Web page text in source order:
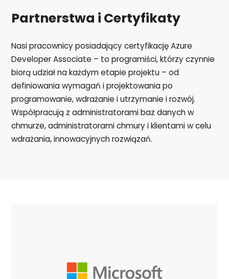
Partnerstwa i Certyfikaty
Nasi pracownicy posiadający certyfikację Azure
Developer Associate – to programiści, którzy czynnie
biorą udział na każdym etapie projektu – od
definiowania wymagań i projektowania po
programowanie, wdrażanie i utrzymanie i rozwój.
Współpracują z administratorami baz danych w
chmurze, administratorami chmury i klientami w celu
wdrażania, innowacyjnych rozwiązań.